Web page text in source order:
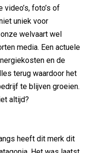
foto’s of
uniek voor
welvaart wel
media. Een actuele
en de
terug waardoor het
te blijven groeien.
altijd?
heeft dit merk dit